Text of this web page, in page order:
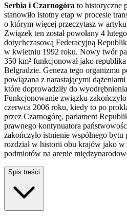
Serbia i Czarnogóra to historyczne
stanowiło istotny etap w procesie
o którym więcej przeczytasz w
Związek ten został powołany 4
dotychczasową Federacyjną
w kwietniu 1992 roku. Nowy twór
350 km² funkcjonował jako
Belgradzie. Geneza tego organizmu
powiązana z narastającymi
które doprowadziły do
Funkcjonowanie związku
czerwca 2006 roku, kiedy to po
przez Czarnogórę, parlament
prawnego kontynuatora
zakończyło istnienie wspólnego
rozdział w historii obu krajów jako w
podmiotów na arenie
Spis treści